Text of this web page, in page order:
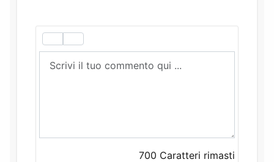
700 Caratteri rimasti